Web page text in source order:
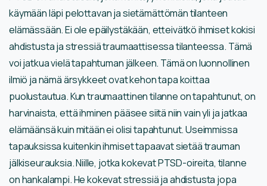
käymään läpi pelottavan ja sietämättömän tilanteen
elämässään. Ei ole epäilystäkään, etteivätkö ihmiset kokisi
ahdistusta ja stressiä traumaattisessa tilanteessa. Tämä
voi jatkua vielä tapahtuman jälkeen. Tämä on luonnollinen
ilmiö ja nämä ärsykkeet ovat kehon tapa koittaa
puolustautua. Kun traumaattinen tilanne on tapahtunut, on
harvinaista, että ihminen pääsee siitä niin vain yli ja jatkaa
elämäänsä kuin mitään ei olisi tapahtunut. Useimmissa
tapauksissa kuitenkin ihmiset tapaavat sietää trauman
jälkiseurauksia. Niille, jotka kokevat PTSD-oireita, tilanne
on hankalampi. He kokevat stressiä ja ahdistusta jopa